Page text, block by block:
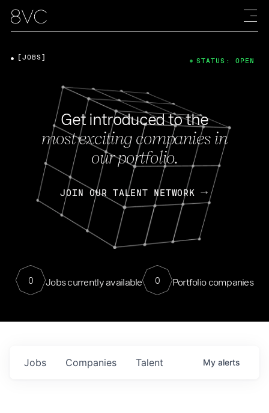
Get introduced to the
most exciting companies in
our portfolio.
JOIN OUR TALENT NETWORK
0 Jobs currently available 0 Portfolio companies
[JOBS] STATUS: OPEN
Jobs Companies Talent My alerts